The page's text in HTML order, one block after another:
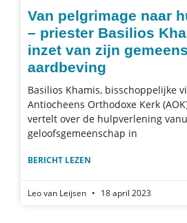
Van pelgrimage naar
– priester Basilios
inzet van zijn
aardbeving
Basilios Khamis, bisschoppelijke
Antiocheens Orthodoxe Kerk
vertelt over de hulpverlening
geloofsgemeenschap in
BERICHT LEZEN
Leo van Leijsen 18 april 2023